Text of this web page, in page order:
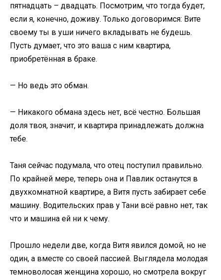
пятнадцать – двадцать. Посмотрим, что тогда будет,
если я, конечно, доживу. Только договоримся: Вите
своему ты в уши ничего вкладывать не будешь.
Пусть думает, что это ваша с ним квартира,
приобретённая в браке.
— Но ведь это обман.
— Никакого обмана здесь нет, всё честно. Большая
доля твоя, значит, и квартира принадлежать должна
тебе.
Таня сейчас подумала, что отец поступил правильно.
По крайней мере, теперь она и Павлик останутся в
двухкомнатной квартире, а Витя пусть забирает себе
машину. Водительских прав у Тани всё равно нет, так
что и машина ей ни к чему.
Прошло недели две, когда Витя явился домой, но не
один, а вместе со своей пассией. Выглядела молодая
темноволосая женщина хорошо, но смотрела вокруг